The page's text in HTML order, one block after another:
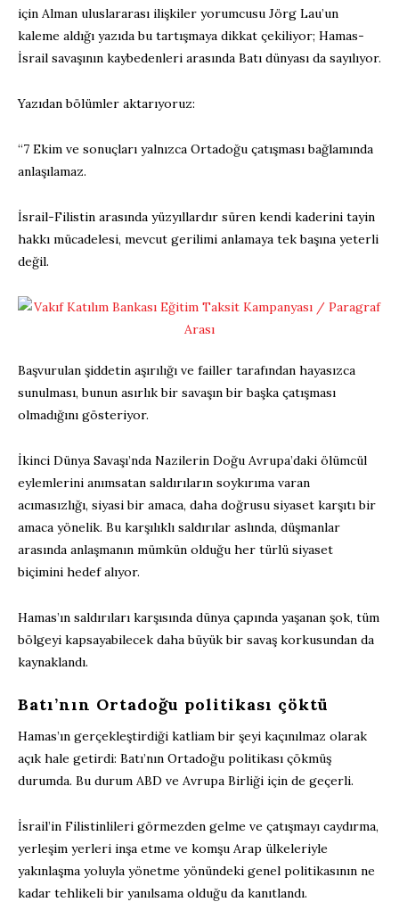
için Alman uluslararası ilişkiler yorumcusu Jörg Lau’un
kaleme aldığı yazıda bu tartışmaya dikkat çekiliyor; Hamas-
İsrail savaşının kaybedenleri arasında Batı dünyası da sayılıyor.
Yazıdan bölümler aktarıyoruz:
“7 Ekim ve sonuçları yalnızca Ortadoğu çatışması bağlamında
anlaşılamaz.
İsrail-Filistin arasında yüzyıllardır süren kendi kaderini tayin
hakkı mücadelesi, mevcut gerilimi anlamaya tek başına yeterli
değil.
Başvurulan şiddetin aşırılığı ve failler tarafından hayasızca
sunulması, bunun asırlık bir savaşın bir başka çatışması
olmadığını gösteriyor.
İkinci Dünya Savaşı’nda Nazilerin Doğu Avrupa’daki ölümcül
eylemlerini anımsatan saldırıların soykırıma varan
acımasızlığı, siyasi bir amaca, daha doğrusu siyaset karşıtı bir
amaca yönelik. Bu karşılıklı saldırılar aslında, düşmanlar
arasında anlaşmanın mümkün olduğu her türlü siyaset
biçimini hedef alıyor.
Hamas’ın saldırıları karşısında dünya çapında yaşanan şok, tüm
bölgeyi kapsayabilecek daha büyük bir savaş korkusundan da
kaynaklandı.
Batı’nın Ortadoğu politikası çöktü
Hamas’ın gerçekleştirdiği katliam bir şeyi kaçınılmaz olarak
açık hale getirdi: Batı’nın Ortadoğu politikası çökmüş
durumda. Bu durum ABD ve Avrupa Birliği için de geçerli.
İsrail’in Filistinlileri görmezden gelme ve çatışmayı caydırma,
yerleşim yerleri inşa etme ve komşu Arap ülkeleriyle
yakınlaşma yoluyla yönetme yönündeki genel politikasının ne
kadar tehlikeli bir yanılsama olduğu da kanıtlandı.